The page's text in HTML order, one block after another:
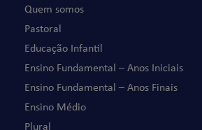
Quem somos
Pastoral
Educação Infantil
Ensino Fundamental – Anos Iniciais
Ensino Fundamental – Anos Finais
Ensino Médio
Plural